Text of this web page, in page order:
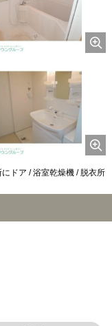
ドア / 浴室乾燥機 / 脱衣所